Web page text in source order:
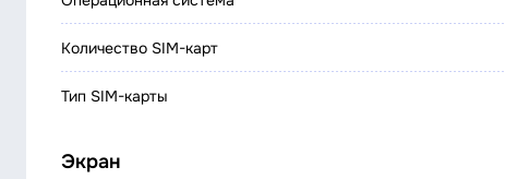
Количество SIM-карт
Тип SIM-карты
Экран